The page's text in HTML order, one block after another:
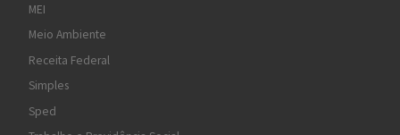
MEI
Meio Ambiente
Receita Federal
Simples
Sped